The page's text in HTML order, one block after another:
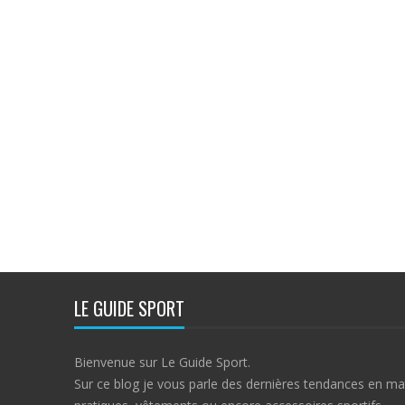
LE GUIDE SPORT
Bienvenue sur Le Guide Sport.
Sur ce blog je vous parle des dernières tendances en